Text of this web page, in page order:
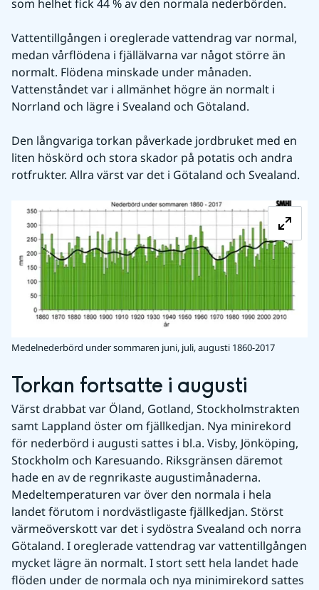
som helhet fick 44 % av den normala nederbörden.
Vattentillgången i oreglerade vattendrag var normal,
medan vårflödena i fjällälvarna var något större än
normalt. Flödena minskade under månaden.
Vattenståndet var i allmänhet högre än normalt i
Norrland och lägre i Svealand och Götaland.
Den långvariga torkan påverkade jordbruket med en
liten höskörd och stora skador på potatis och andra
rotfrukter. Allra värst var det i Götaland och Svealand.
Medelnederbörd under sommaren juni, juli, augusti 1860-2017
Torkan fortsatte i augusti
Värst drabbat var Öland, Gotland, Stockholmstrakten
samt Lappland öster om fjällkedjan. Nya minirekord
för nederbörd i augusti sattes i bl.a. Visby, Jönköping,
Stockholm och Karesuando. Riksgränsen däremot
hade en av de regnrikaste augustimånaderna.
Medeltemperaturen var över den normala i hela
landet förutom i nordvästligaste fjällkedjan. Störst
värmeöverskott var det i sydöstra Svealand och norra
Götaland. I oreglerade vattendrag var vattentillgången
mycket lägre än normalt. I stort sett hela landet hade
flöden under de normala och nya minimirekord sattes